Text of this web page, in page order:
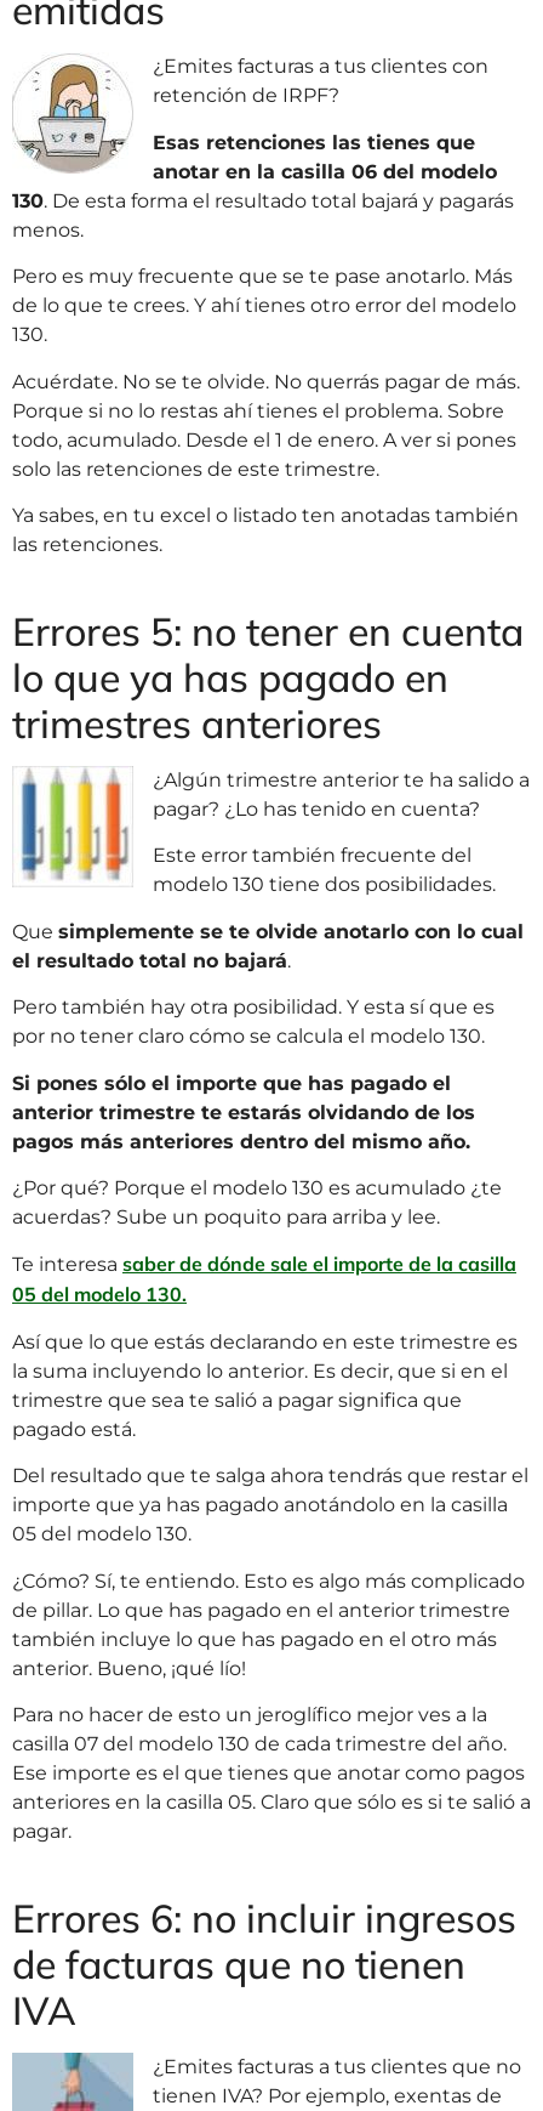
emitidas
¿Emites facturas a tus clientes con
retención de IRPF?
Esas retenciones las tienes que
anotar en la casilla 06 del modelo
130. De esta forma el resultado total bajará y pagarás
menos.
Pero es muy frecuente que se te pase anotarlo. Más
de lo que te crees. Y ahí tienes otro error del modelo
130.
Acuérdate. No se te olvide. No querrás pagar de más.
Porque si no lo restas ahí tienes el problema. Sobre
todo, acumulado. Desde el 1 de enero. A ver si pones
solo las retenciones de este trimestre.
Ya sabes, en tu excel o listado ten anotadas también
las retenciones.
Errores 5: no tener en cuenta
lo que ya has pagado en
trimestres anteriores
¿Algún trimestre anterior te ha salido a
pagar? ¿Lo has tenido en cuenta?
Este error también frecuente del
modelo 130 tiene dos posibilidades.
Que simplemente se te olvide anotarlo con lo cual
el resultado total no bajará.
Pero también hay otra posibilidad. Y esta sí que es
por no tener claro cómo se calcula el modelo 130.
Si pones sólo el importe que has pagado el
anterior trimestre te estarás olvidando de los
pagos más anteriores dentro del mismo año.
¿Por qué? Porque el modelo 130 es acumulado ¿te
acuerdas? Sube un poquito para arriba y lee.
Te interesa saber de dónde sale el importe de la casilla
05 del modelo 130.
Así que lo que estás declarando en este trimestre es
la suma incluyendo lo anterior. Es decir, que si en el
trimestre que sea te salió a pagar significa que
pagado está.
Del resultado que te salga ahora tendrás que restar el
importe que ya has pagado anotándolo en la casilla
05 del modelo 130.
¿Cómo? Sí, te entiendo. Esto es algo más complicado
de pillar. Lo que has pagado en el anterior trimestre
también incluye lo que has pagado en el otro más
anterior. Bueno, ¡qué lío!
Para no hacer de esto un jeroglífico mejor ves a la
casilla 07 del modelo 130 de cada trimestre del año.
Ese importe es el que tienes que anotar como pagos
anteriores en la casilla 05. Claro que sólo es si te salió a
pagar.
Errores 6: no incluir ingresos
de facturas que no tienen
IVA
¿Emites facturas a tus clientes que no
tienen IVA? Por ejemplo, exentas de